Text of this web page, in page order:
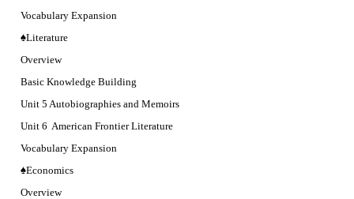
Vocabulary Expansion
♠Literature
Overview
Basic Knowledge Building
Unit 5 Autobiographies and Memoirs
Unit 6 American Frontier Literature
Vocabulary Expansion
♠Economics
Overview